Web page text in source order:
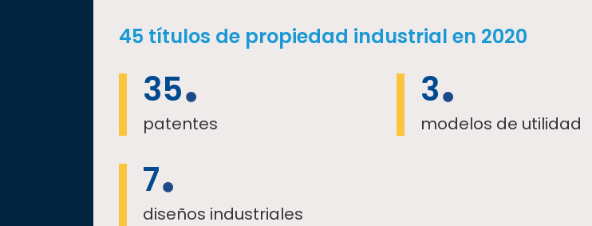
45 títulos de propiedad industrial en 2020
35
patentes
3
modelos de utilidad
7
diseños industriales